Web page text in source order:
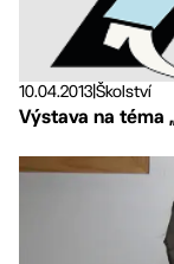
10.04.2013|Školství
Výstava na téma